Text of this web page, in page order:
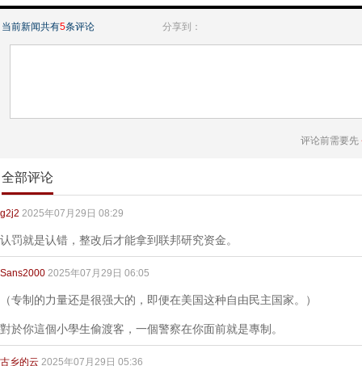
当前新闻共有5条评论 分享到：
评论前需要先
全部评论
g2j2 2025年07月29日 08:29
认罚就是认错，整改后才能拿到联邦研究资金。
Sans2000 2025年07月29日 06:05
（专制的力量还是很强大的，即便在美国这种自由民主国家。）
對於你這個小學生偷渡客，一個警察在你面前就是專制。
古乡的云 2025年07月29日 05:36